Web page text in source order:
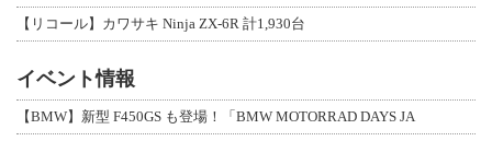
【リコール】カワサキ Ninja ZX-6R 計1,930台
イベント情報
【BMW】新型 F450GS も登場！「BMW MOTORRAD DAYS JA